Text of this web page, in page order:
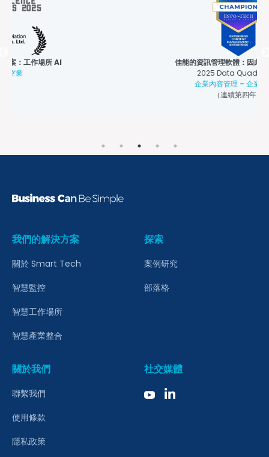
佳能的資訊管理軟體：因此Therefore
我們的解決方案
關於 Smart Tech
智慧監控
智慧工作場所
智慧產業整合
探索
案例研究
部落格
關於我們
聯繫我們
使用條款
隱私政策
社交媒體